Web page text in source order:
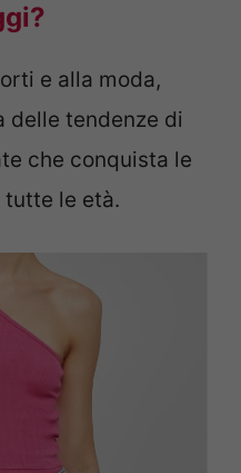
e alla moda,
delle tendenze di
che conquista le
tutte le età.